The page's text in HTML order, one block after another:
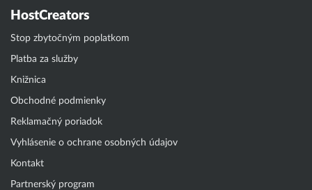
HostCreators
Stop zbytočným poplatkom
Platba za služby
Knižnica
Obchodné podmienky
Reklamačný poriadok
Vyhlásenie o ochrane osobných údajov
Kontakt
Partnerský program